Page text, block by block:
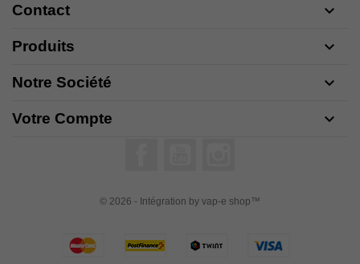
Contact 
Produits 
Notre Société 
Votre Compte 
© 2026 - Intégration by vap-e shop™